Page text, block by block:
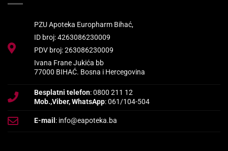
PZU Apoteka Europharm Bihać,
ID broj: 4263086230009
PDV broj: 263086230009
Ivana Frane Jukića bb
77000 BIHAĆ. Bosna i Hercegovina
Besplatni telefon: 0800 211 12
Mob.,Viber, WhatsApp: 061/104-504
E-mail : info@eapoteka.ba